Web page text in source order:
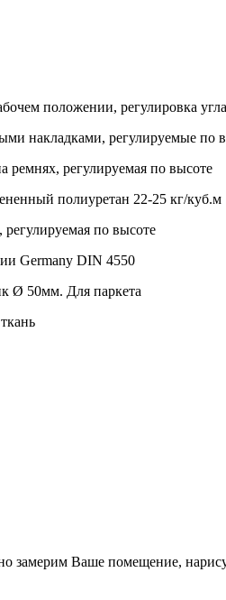
положении, регулировка
накладками, регулируемые по
ремнях, регулируемая по высоте
полиуретан 22-25 кг/куб.м
по высоте
Germany DIN 4550
Ø 50мм. Для паркета
замерим Ваше помещение,